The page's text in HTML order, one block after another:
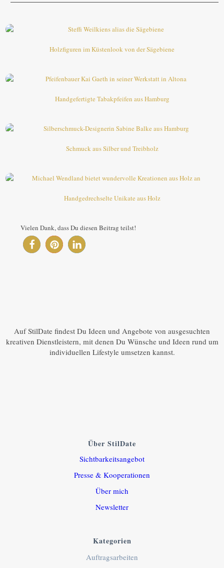
Holzfiguren im Küstenlook von der Sägebiene
Handgefertigte Tabakpfeifen aus Hamburg
Schmuck aus Silber und Treibholz
Handgedrechselte Unikate aus Holz
Vielen Dank, dass Du diesen Beitrag teilst!
Auf StilDate findest Du Ideen und Angebote von ausgesuchten
kreativen Dienstleistern, mit denen Du Wünsche und Ideen rund um
individuellen Lifestyle umsetzen kannst.
Über StilDate
Sichtbarkeitsangebot
Presse & Kooperationen
Über mich
Newsletter
Kategorien
Auftragsarbeiten